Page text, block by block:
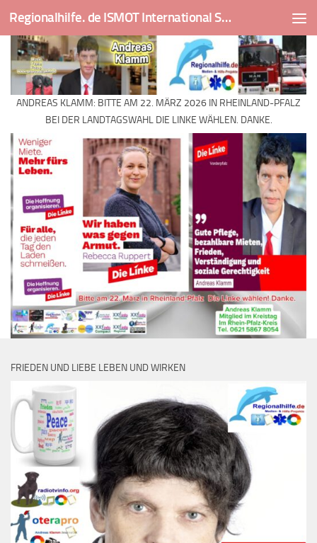
Skip to content Regionalhilfe. de ISMOT International Social And Medical Outreach Team
ANDREAS KLAMM: BITTE AM 22. MÄRZ 2026 IN RHEINLAND-PFALZ
BEI DER LANDTAGSWAHL DIE LINKE WÄHLEN. DANKE.
FRIEDEN UND LIEBE LEBEN UND WIRKEN